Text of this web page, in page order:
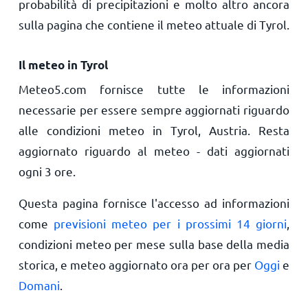
probabilità di precipitazioni e molto altro ancora
sulla pagina che contiene il meteo attuale di Tyrol.
Il meteo in Tyrol
Meteo5.com fornisce tutte le informazioni
necessarie per essere sempre aggiornati riguardo
alle condizioni meteo in Tyrol, Austria. Resta
aggiornato riguardo al meteo - dati aggiornati
ogni 3 ore.
Questa pagina fornisce l'accesso ad informazioni
come previsioni meteo per i prossimi 14 giorni
condizioni meteo per mese sulla base della media
storica, e meteo aggiornato ora per ora per Oggi e
Domani